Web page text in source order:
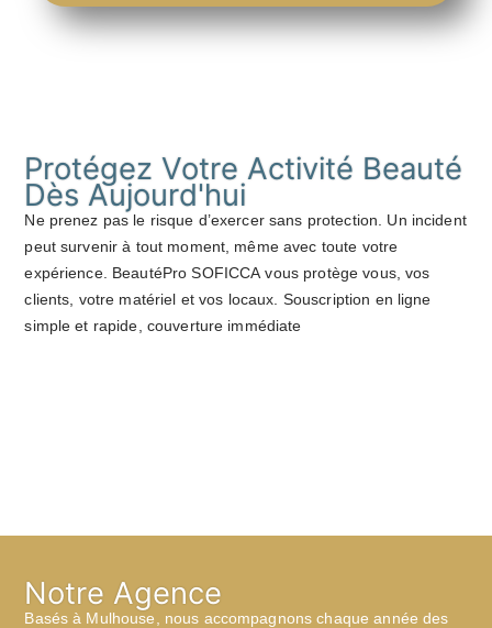
Protégez Votre Activité Beauté
Dès Aujourd'hui
Ne prenez pas le risque d’exercer sans protection. Un incident
peut survenir à tout moment, même avec toute votre
expérience. BeautéPro SOFICCA vous protège vous, vos
clients, votre matériel et vos locaux. Souscription en ligne
simple et rapide, couverture immédiate
Notre Agence
Basés à Mulhouse, nous accompagnons chaque année des